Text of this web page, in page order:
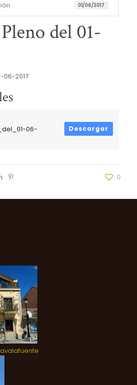
01/06/2017
del 01-
06-2017
06-
Descargar
0